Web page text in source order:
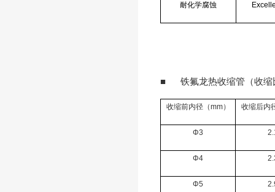
耐化学腐蚀
■ 铁氟龙热收缩管（收缩
收缩前内径（mm） 收缩后内
Φ3
Φ4
Φ5